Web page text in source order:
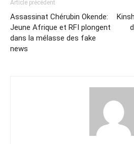
Article précédent
Assassinat Chérubin Okende:
Jeune Afrique et RFI plongent
dans la mélasse des fake
news